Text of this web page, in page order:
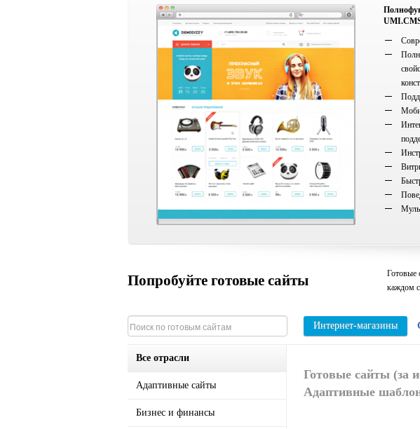
Попробуйте готовые сайты
Готовые
каждом
Интернет-магазины
Все отрасли
Адаптивные сайты
Бизнес и финансы
Готовые сайты (за
Адаптивные